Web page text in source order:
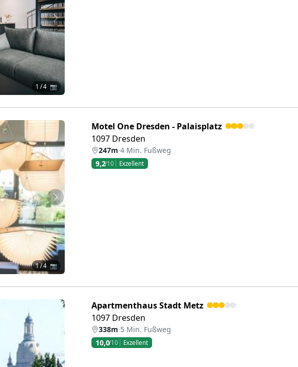
Weiter
1 / 4 📷
Weiter
1/ 4 📷
Motel One Dresden - Palaisplatz
1097 Dresden
247m·4 Min. Fußweg
9,2/10 Exzellent
Apartmenthaus Stadt Metz
1097 Dresden
338m·5 Min. Fußweg
10,0/10 Exzellent